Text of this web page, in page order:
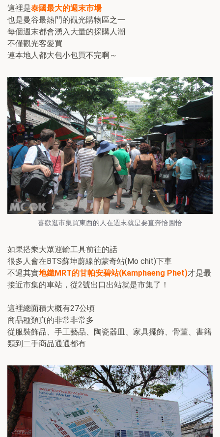
這裡是泰國最大的週末市場
也是曼谷最熱門的觀光購物區之一
每個週末都會湧入大量的採購人潮
不僅觀光客愛買
連本地人都大包小包買不完啊～
喜歡逛市集買東西的人在週末就是要直奔恰圖恰
如果搭乘大眾運輸工具前往的話
很多人會在BTS蘇坤蔚線的蒙奇站(Mo chit)下車
不過其實地鐵MRT的甘帕安碧站(Kamphaeng Phet)才是最
接近市集的車站，從2號出口出站就是市集了！
這裡總面積大概有27公頃
商品種類真的非常非常多
從服裝飾品、手工藝品、陶瓷器皿、家具擺飾、骨董、書籍
類到二手商品通通都有